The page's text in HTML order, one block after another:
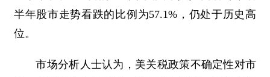
半年股市走势看跌的比例为57.1%，仍处于历史高
位。
市场分析人士认为，美关税政策不确定性对市